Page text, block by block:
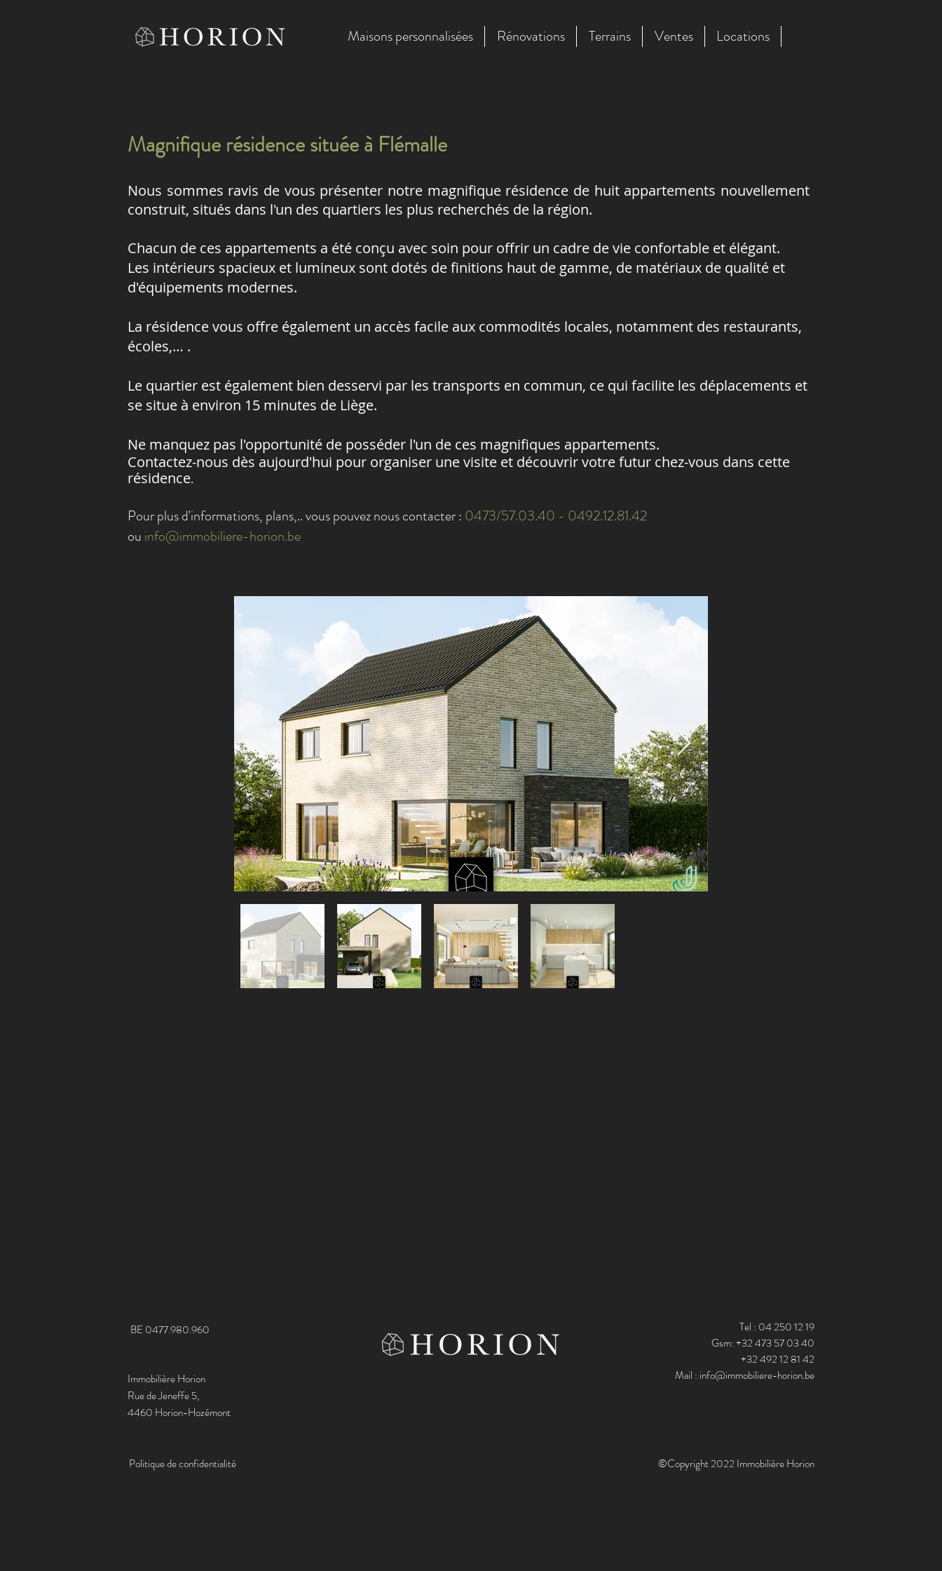
Maisons personnalisées Rénovations Terrains Ventes Locations
Magnifique résidence située à Flémalle
Nous sommes ravis de vous présenter notre magnifique résidence de huit appartements nouvellement
construit, situés dans l'un des quartiers les plus recherchés de la région.
Chacun de ces appartements a été conçu avec soin pour offrir un cadre de vie confortable et élégant.
Les intérieurs spacieux et lumineux sont dotés de finitions haut de gamme, de matériaux de qualité et
d'équipements modernes.
La résidence vous offre également un accès facile aux commodités locales, notamment des restaurants,
écoles,… .
Le quartier est également bien desservi par les transports en commun, ce qui facilite les déplacements et
se situe à environ 15 minutes de Liège.
Ne manquez pas l'opportunité de posséder l'un de ces magnifiques appartements.
Contactez-nous dès aujourd'hui pour organiser une visite et découvrir votre futur chez-vous dans cette
résidence.
Pour plus d'informations, plans,.. vous pouvez nous contacter : 0473/57.03.40 - 0492.12.81.42
ou info@immobiliere-horion.be
BE 0477.980.960
Immobilière Horion
Rue de Jeneffe 5,
4460 Horion-Hozémont
Politique de confidentialité
Tel : 04 250 12 19
Gsm: +32 473 57 03 40
+32 492 12 81 42
Mail : info@immobiliere-horion.be
©Copyright 2022 Immobilière Horion